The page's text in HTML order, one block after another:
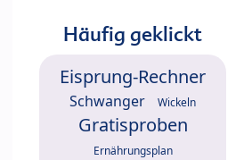
Häufig geklickt
Eisprung-Rechner
Schwanger Wickeln
Gratisproben
Ernährungsplan